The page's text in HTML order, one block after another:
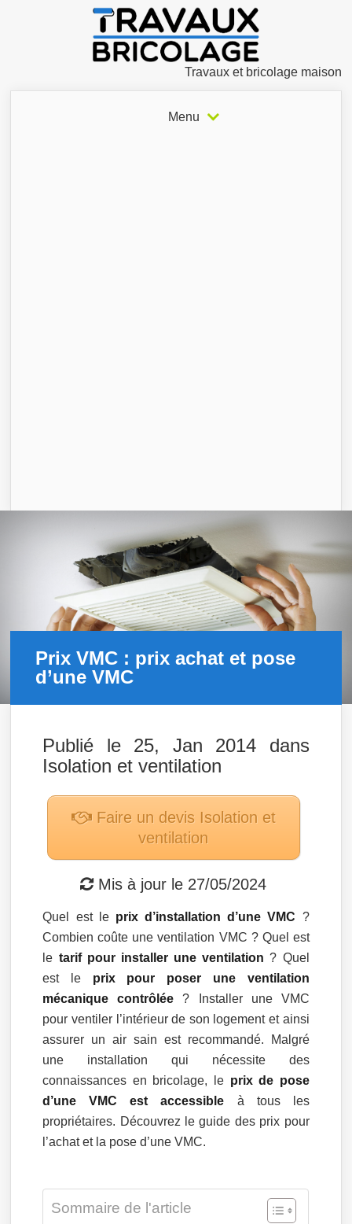
Travaux et bricolage maison
Menu
Prix VMC : prix achat et pose
d’une VMC
Publié le 25, Jan 2014 dans
Isolation et ventilation
Faire un devis Isolation et
ventilation
Mis à jour le 27/05/2024
Quel est le prix d’installation d’une VMC ?
Combien coûte une ventilation VMC ? Quel est
le tarif pour installer une ventilation ? Quel
est le prix pour poser une ventilation
mécanique contrôlée ? Installer une VMC
pour ventiler l’intérieur de son logement et ainsi
assurer un air sain est recommandé. Malgré
une installation qui nécessite des
connaissances en bricolage, le prix de pose
d’une VMC est accessible à tous les
propriétaires. Découvrez le guide des prix pour
l’achat et la pose d’une VMC.
Sommaire de l'article